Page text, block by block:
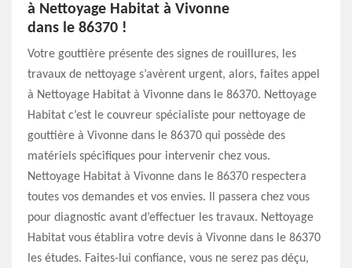
à Nettoyage Habitat à Vivonne
dans le 86370 !
Votre gouttière présente des signes de rouillures, les
travaux de nettoyage s’avèrent urgent, alors, faites appel
à Nettoyage Habitat à Vivonne dans le 86370. Nettoyage
Habitat c’est le couvreur spécialiste pour nettoyage de
gouttière à Vivonne dans le 86370 qui possède des
matériels spécifiques pour intervenir chez vous.
Nettoyage Habitat à Vivonne dans le 86370 respectera
toutes vos demandes et vos envies. Il passera chez vous
pour diagnostic avant d’effectuer les travaux. Nettoyage
Habitat vous établira votre devis à Vivonne dans le 86370
les études. Faites-lui confiance, vous ne serez pas déçu,